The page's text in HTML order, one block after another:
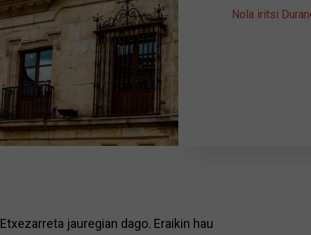
Nola iritsi
Etxezarreta jauregian dago. Eraikin hau